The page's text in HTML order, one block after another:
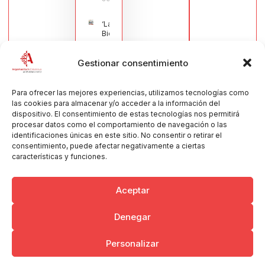
Gestionar consentimiento
Para ofrecer las mejores experiencias, utilizamos tecnologías como
las cookies para almacenar y/o acceder a la información del
dispositivo. El consentimiento de estas tecnologías nos permitirá
procesar datos como el comportamiento de navegación o las
identificaciones únicas en este sitio. No consentir o retirar el
consentimiento, puede afectar negativamente a ciertas
características y funciones.
Aceptar
Denegar
Personalizar
‘La
Bienvenida’,
estampa de
de la Virgen
Muñoz
Muñoz,
anuncia las
Fiestas
Patronales
2026
30/07/2026
Copyright © 2026 Ayuntamiento de Argamasilla de Calatrava
Politica de Privacidad y Aviso Legal